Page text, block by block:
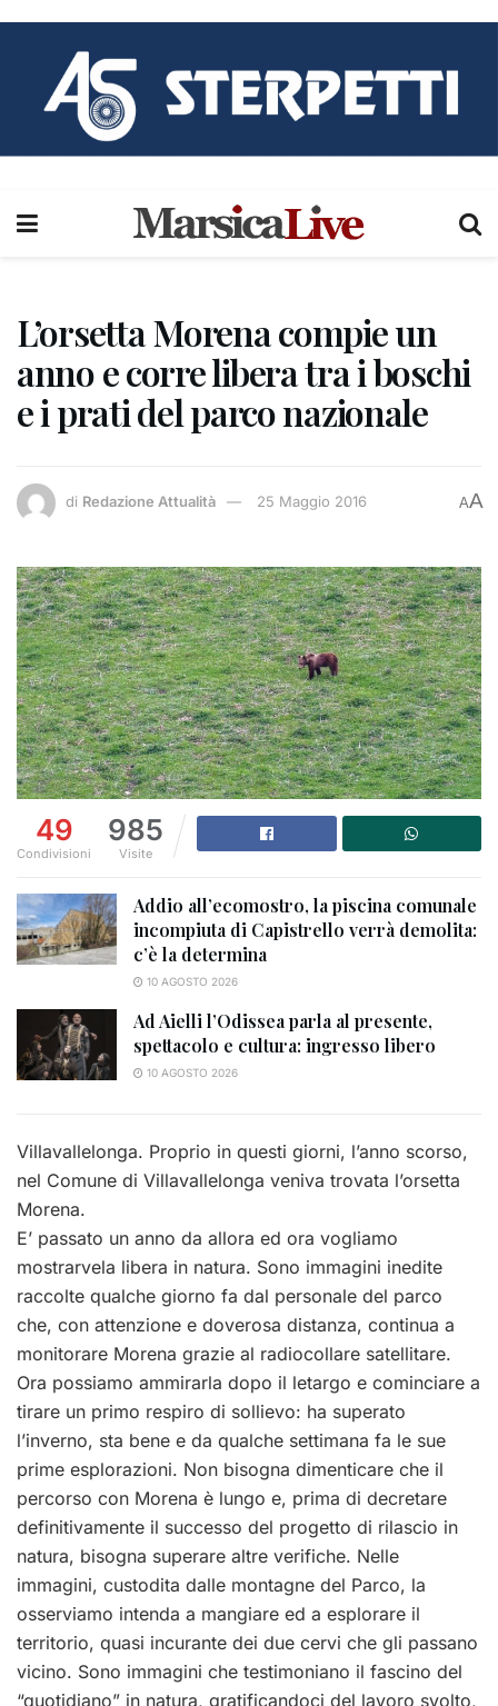
L’orsetta Morena compie un
anno e corre libera tra i boschi
e i prati del parco nazionale
di Redazione Attualità 25 Maggio 2016 AA
49
Condivisioni
985
Visite
Addio all’ecomostro, la piscina comunale
incompiuta di Capistrello verrà demolita:
c’è la determina
10 AGOSTO 2026
Ad Aielli l’Odissea parla al presente,
spettacolo e cultura: ingresso libero
10 AGOSTO 2026
Villavallelonga. Proprio in questi giorni, l’anno scorso,
nel Comune di Villavallelonga veniva trovata l’orsetta
Morena.
E’ passato un anno da allora ed ora vogliamo
mostrarvela libera in natura. Sono immagini inedite
raccolte qualche giorno fa dal personale del parco
che, con attenzione e doverosa distanza, continua a
monitorare Morena grazie al radiocollare satellitare.
Ora possiamo ammirarla dopo il letargo e cominciare a
tirare un primo respiro di sollievo: ha superato
l’inverno, sta bene e da qualche settimana fa le sue
prime esplorazioni. Non bisogna dimenticare che il
percorso con Morena è lungo e, prima di decretare
definitivamente il successo del progetto di rilascio in
natura, bisogna superare altre verifiche. Nelle
immagini, custodita dalle montagne del Parco, la
osserviamo intenda a mangiare ed a esplorare il
territorio, quasi incurante dei due cervi che gli passano
vicino. Sono immagini che testimoniano il fascino del
“quotidiano” in natura, gratificandoci del lavoro svolto,